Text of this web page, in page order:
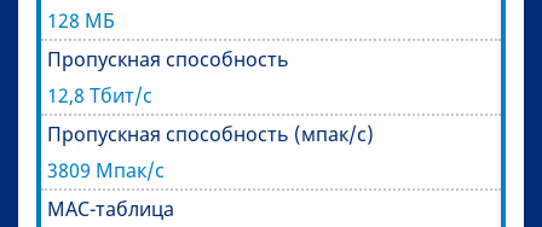
128 МБ
Пропускная способность
12,8 Тбит/с
Пропускная способность (мпак/с)
3809 Мпак/с
MAC-таблица